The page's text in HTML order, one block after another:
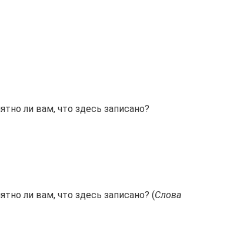
ли вам, что здесь записано?
ли вам, что здесь записано? (Слова